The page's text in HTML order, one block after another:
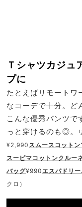
Ｔシャツカジュ
プに
たとえばリモートワ
なコーデで十分。ど
こんな優秀パンツで
っと穿けるのも◎。
¥2,990 スムースコット
スーピマコットンクルー
バッグ¥990 エスパドリー
クロ）